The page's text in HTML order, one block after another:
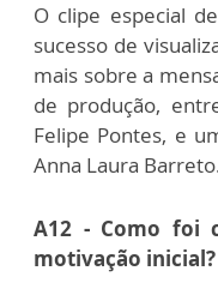
O clipe especial
sucesso de
mais sobre a
de produção,
Felipe Pontes, e
Anna Laura
A12 - Como foi
motivação inicial?